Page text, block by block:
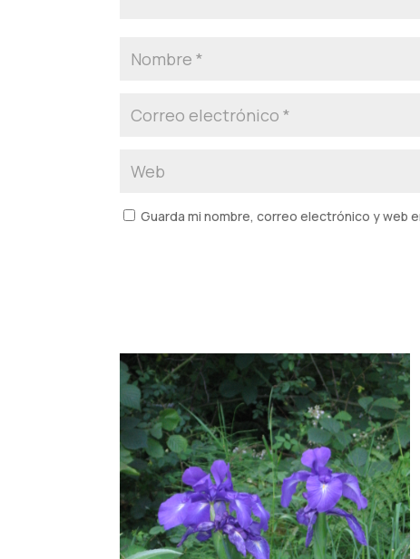
Guarda mi nombre, correo electrónico y web